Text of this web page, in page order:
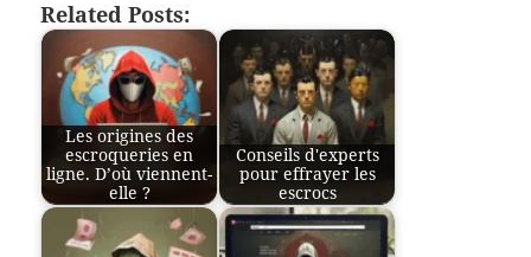
Related Posts:
Les origines des
escroqueries en
ligne. D’où viennent-
elle ?
Conseils d'experts
pour effrayer les
escrocs